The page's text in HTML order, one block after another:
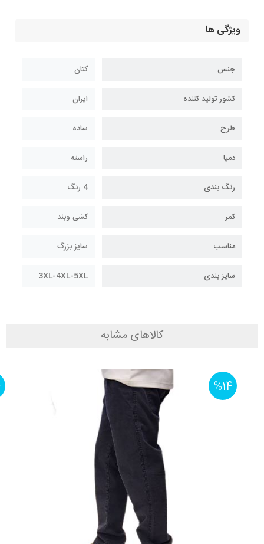
ویژگی ها
جنس کتان
کشور تولید کننده ایران
طرح ساده
دمپا راسته
رنگ بندی 4 رنگ
کمر کشی وبند
مناسب سایز بزرگ
سایز بندی 3XL-4XL-5XL
کالاهای مشابه
%14